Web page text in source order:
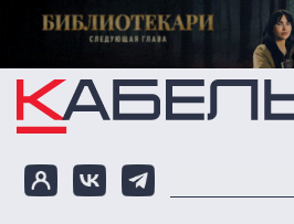
Перейти к основному содержанию